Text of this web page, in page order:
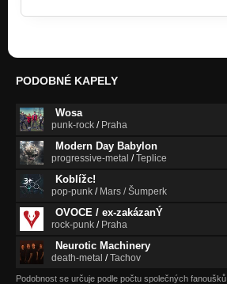
PODOBNÉ KAPELY
Wosa
punk-rock / Praha
Modern Day Babylon
progressive-metal /Teplice
Koblížc!
pop-punk / Mars / Šumperk
OVOCE / ex-zakázanÝ
rock-punk / Praha
Neurotic Machinery
death-metal /Tachov
Podobnost se určuje podle počtu společných fanoušků.